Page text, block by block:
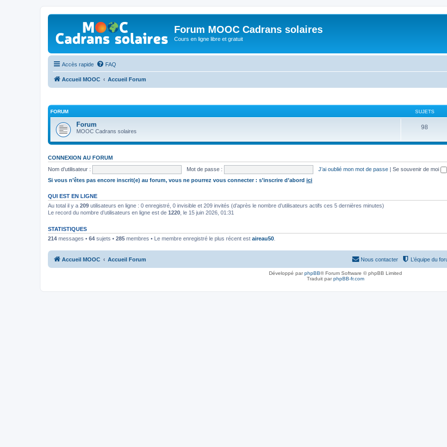
Forum MOOC Cadrans solaires
Cours en ligne libre et gratuit
Accès rapide FAQ
Accueil MOOC Accueil Forum
FORUM SUJETS
Forum
MOOC Cadrans solaires
98
CONNEXION AU FORUM
Nom d’utilisateur :
Mot de passe : J’ai oublié mon mot de passe | Se souvenir de moi
Si vous n’êtes pas encore inscrit(e) au forum, vous ne pourrez vous connecter : s’inscrire d’abord ici
QUI EST EN LIGNE
Au total il y a 209 utilisateurs en ligne : 0 enregistré, 0 invisible et 209 invités (d’après le nombre d’utilisateurs actifs ces 5 dernières minutes)
Le record du nombre d’utilisateurs en ligne est de 1220 , le 15 juin 2026, 01:31
STATISTIQUES
214 messages • 64 sujets • 285 membres • Le membre enregistré le plus récent est aireau50
Accueil MOOC Accueil Forum L’équipe du
Nous contacter
Développé parphpBB® Forum Software © phpBB Limited
Traduit parphpBB-fr.com